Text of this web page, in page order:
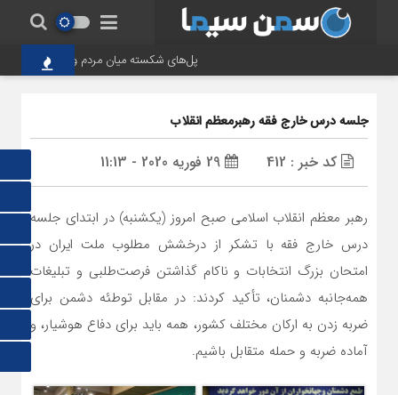
پل‌های شکسته میان مردم و حاکمیت؛
جلسه درس خارج فقه رهبرمعظم انقلاب
کد خبر : 412
رهبر معظم انقلاب اسلامی صبح امروز (یکشنبه) در ابتدای جلسه
درس خارج فقه با تشکر از درخشش مطلوب ملت ایران در
امتحان بزرگ انتخابات و ناکام گذاشتن فرصت‌طلبی و تبلیغات
همه‌جانبه دشمنان، تأکید کردند: در مقابل توطئه دشمن برای
ضربه زدن به ارکان مختلف کشور، همه باید برای دفاع هوشیار، و
آماده ضربه و حمله متقابل باشیم.